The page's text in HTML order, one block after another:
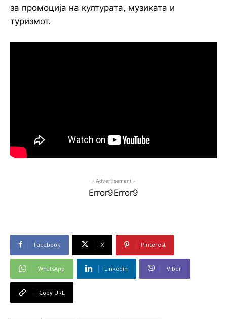
за промоција на културата, музиката и
туризмот.
- Advertisement -
Error9Error9
Facebook X Pinterest
WhatsApp Linkedin Viber
Copy URL